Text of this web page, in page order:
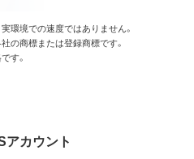
環境での速度ではありません。
の商標または登録商標です。
す。
アカウント